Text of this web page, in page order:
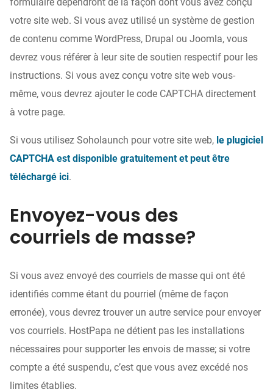
votre site web. Si vous avez utilisé un système de gestion
de contenu comme WordPress, Drupal ou Joomla, vous
devrez vous référer à leur site de soutien respectif pour les
instructions. Si vous avez conçu votre site web vous-
même, vous devrez ajouter le code CAPTCHA directement
à votre page.
Si vous utilisez Soholaunch pour votre site web, le plugiciel
CAPTCHA est disponible gratuitement et peut être
téléchargé ici.
Envoyez-vous des
courriels de masse?
Si vous avez envoyé des courriels de masse qui ont été
identifiés comme étant du pourriel (même de façon
erronée), vous devrez trouver un autre service pour envoyer
vos courriels. HostPapa ne détient pas les installations
nécessaires pour supporter les envois de masse; si votre
compte a été suspendu, c’est que vous avez excédé nos
limites établies.